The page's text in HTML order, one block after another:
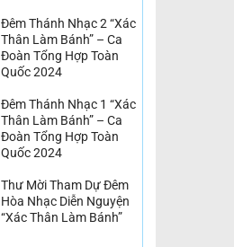
Đêm Thánh Nhạc 2 “Xác
Thân Làm Bánh” – Ca
Đoàn Tổng Hợp Toàn
Quốc 2024
Đêm Thánh Nhạc 1 “Xác
Thân Làm Bánh” – Ca
Đoàn Tổng Hợp Toàn
Quốc 2024
Thư Mời Tham Dự Đêm
Hòa Nhạc Diễn Nguyện
“Xác Thân Làm Bánh”